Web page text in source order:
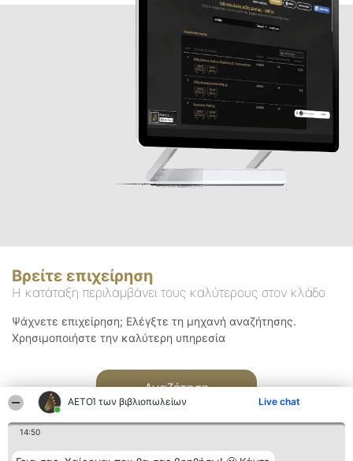
ΑΕΤΟΊ των βιβλιοπωλείων Live chat
14:50
Βρείτε επιχείρηση
Η κατάταξη περιλαμβάνει τους καλύτερους στον κλάδο
Ψάχνετε επιχείρηση; Ελέγξτε τη μηχανή αναζήτησης.
Χρησιμοποιήστε την καλύτερη υπηρεσία
Αναζήτηση